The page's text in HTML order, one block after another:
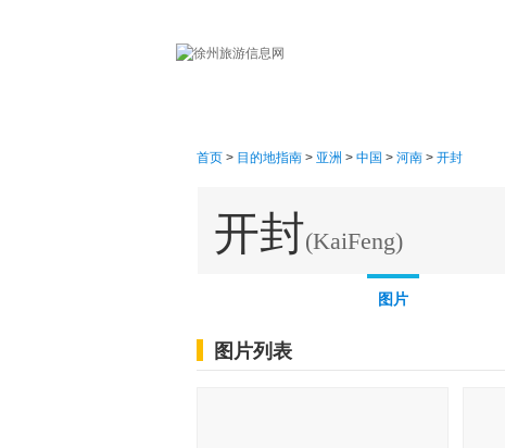
首页 > 目的地指南 > 亚洲 > 中国 > 河南 > 开封
开封(KaiFeng)
图片
图片列表